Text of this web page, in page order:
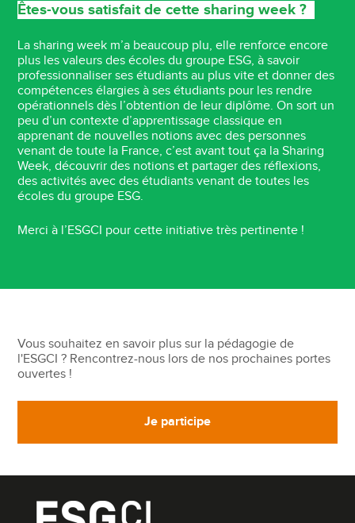
Êtes-vous satisfait de cette sharing week ?
La sharing week m’a beaucoup plu, elle renforce encore
plus les valeurs des écoles du groupe ESG, à savoir
professionnaliser ses étudiants au plus vite et donner des
compétences élargies à ses étudiants pour les rendre
opérationnels dès l’obtention de leur diplôme. On sort un
peu d’un contexte d’apprentissage classique en
apprenant de nouvelles notions avec des personnes
venant de toute la France, c’est avant tout ça la Sharing
Week, découvrir des notions et partager des réflexions,
des activités avec des étudiants venant de toutes les
écoles du groupe ESG.
Merci à l’ESGCI pour cette initiative très pertinente !
Vous souhaitez en savoir plus sur la pédagogie de
l'ESGCI ? Rencontrez-nous lors de nos prochaines portes
ouvertes !
Je participe